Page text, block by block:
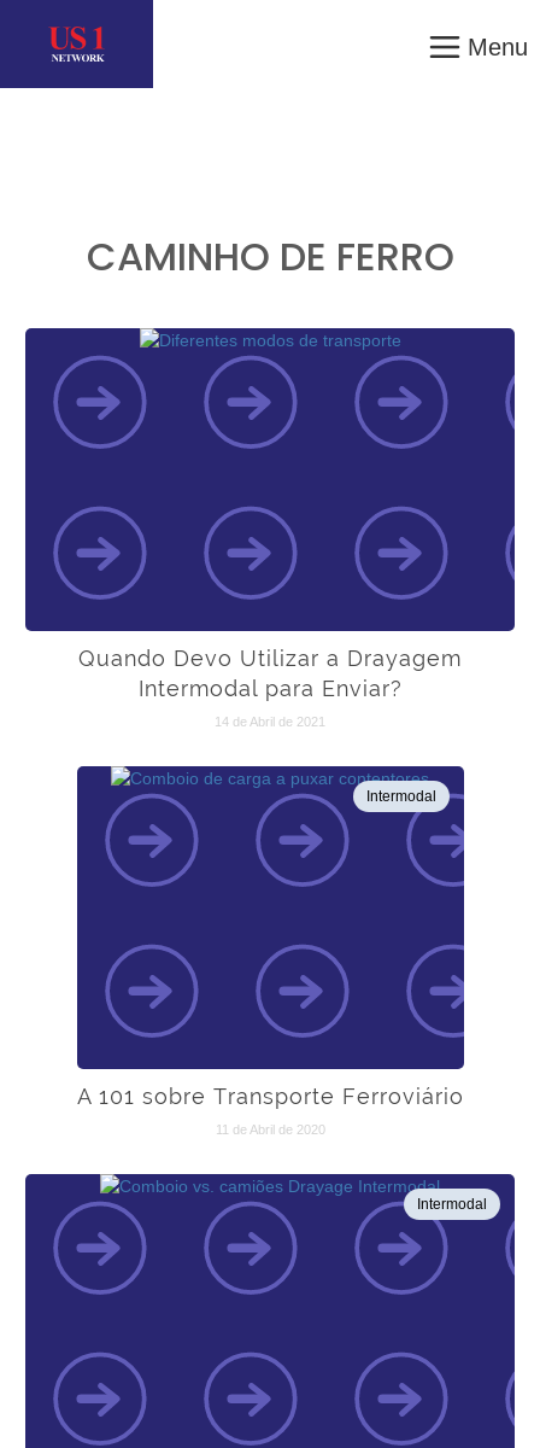
Menu
CAMINHO DE FERRO
Quando Devo Utilizar a Drayagem
Intermodal para Enviar?
14 de Abril de 2021
Intermodal
A 101 sobre Transporte Ferroviário
11 de Abril de 2020
Intermodal